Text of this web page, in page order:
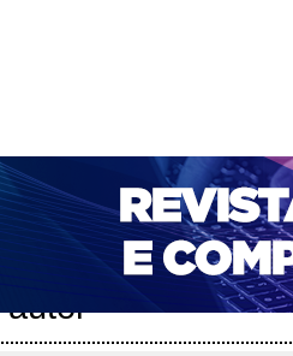
ACESSO CADASTRO
DE REVISTAS DA UNIFACS
NOVA SUBMISSÃO
autor